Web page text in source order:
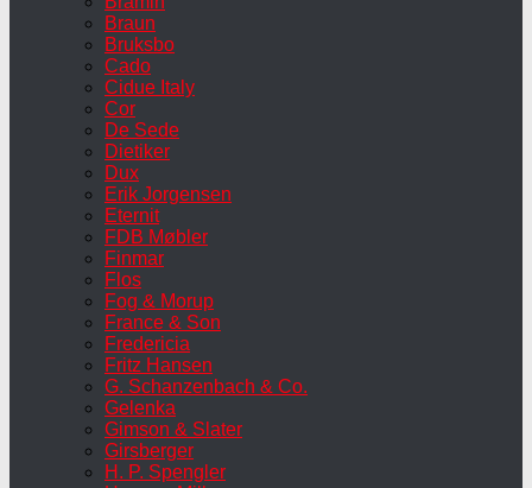
Braun
Bruksbo
Cado
Cidue Italy
Cor
De Sede
Dietiker
Dux
Erik Jorgensen
Eternit
FDB Møbler
Finmar
Flos
Fog & Morup
France & Son
Fredericia
Fritz Hansen
G. Schanzenbach & Co.
Gelenka
Gimson & Slater
Girsberger
H. P. Spengler